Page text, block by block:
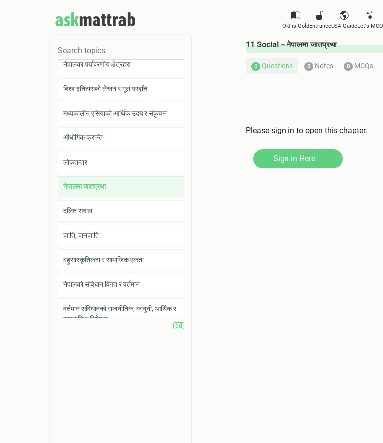
askmattrab Old is GoldEntranceUSA GuideLet's MCQ
मानव र वातावरण
नेपालका पर्यावरणीय क्षेत्रहरु
विश्व इतिहासको लेखन र मूल प्रवृत्ति
मध्यकालीन एसियाको आर्थिक उदय र संकुचन
औधोगिक क्रान्ति
लोकतन्त्र
नेपालमा जातप्रथा
दलित सवाल
जाति, जनजाति
बहुसास्कृतिकता र सामाजिक एकता
नेपालको संविधान विगत र वर्तमान
वर्तमान संविधानको राजनीतिक, कानुनी, आर्थिक र
सास्कृतिक विशेषता
11 Social -- नेपालमा जातप्रथा
0 Questions 0 Notes 0 MCQs
Please sign in to open this chapter.
Sign in Here